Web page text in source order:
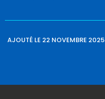
AJOUTÉ LE 22 NOVEMBRE 2025